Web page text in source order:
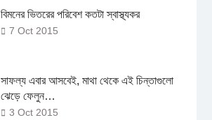
বিমনের ভিতরের পরিবেশ কতটা স্বাস্থ্যকর
7 Oct 2015
সাফল্য এবার আসবেই, মাথা থেকে এই চিন্তাগুলো
ঝেড়ে ফেলুন…
3 Oct 2015